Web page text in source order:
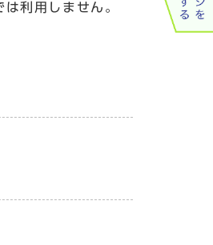
利用しません。